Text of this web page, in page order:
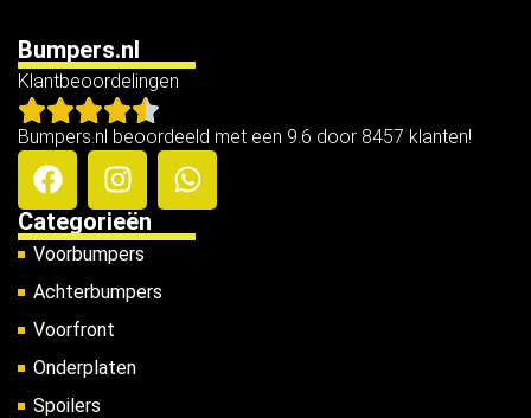
Bumpers.nl
Klantbeoordelingen
Bumpers.nl beoordeeld met een 9.6 door 8457 klanten!
Categorieën
Voorbumpers
Achterbumpers
Voorfront
Onderplaten
Spoilers